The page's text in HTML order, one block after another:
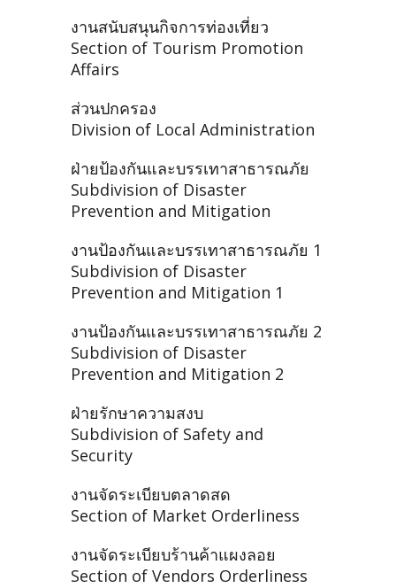
งานสนับสนุนกิจการท่องเที่ยว
Section of Tourism Promotion
Affairs
ส่วนปกครอง
Division of Local Administration
ฝ่ายป้องกันและบรรเทาสาธารณภัย
Subdivision of Disaster
Prevention and Mitigation
งานป้องกันและบรรเทาสาธารณภัย 1
Subdivision of Disaster
Prevention and Mitigation 1
งานป้องกันและบรรเทาสาธารณภัย 2
Subdivision of Disaster
Prevention and Mitigation 2
ฝ่ายรักษาความสงบ
Subdivision of Safety and
Security
งานจัดระเบียบตลาดสด
Section of Market Orderliness
งานจัดระเบียบร้านค้าแผงลอย
Section of Vendors Orderliness